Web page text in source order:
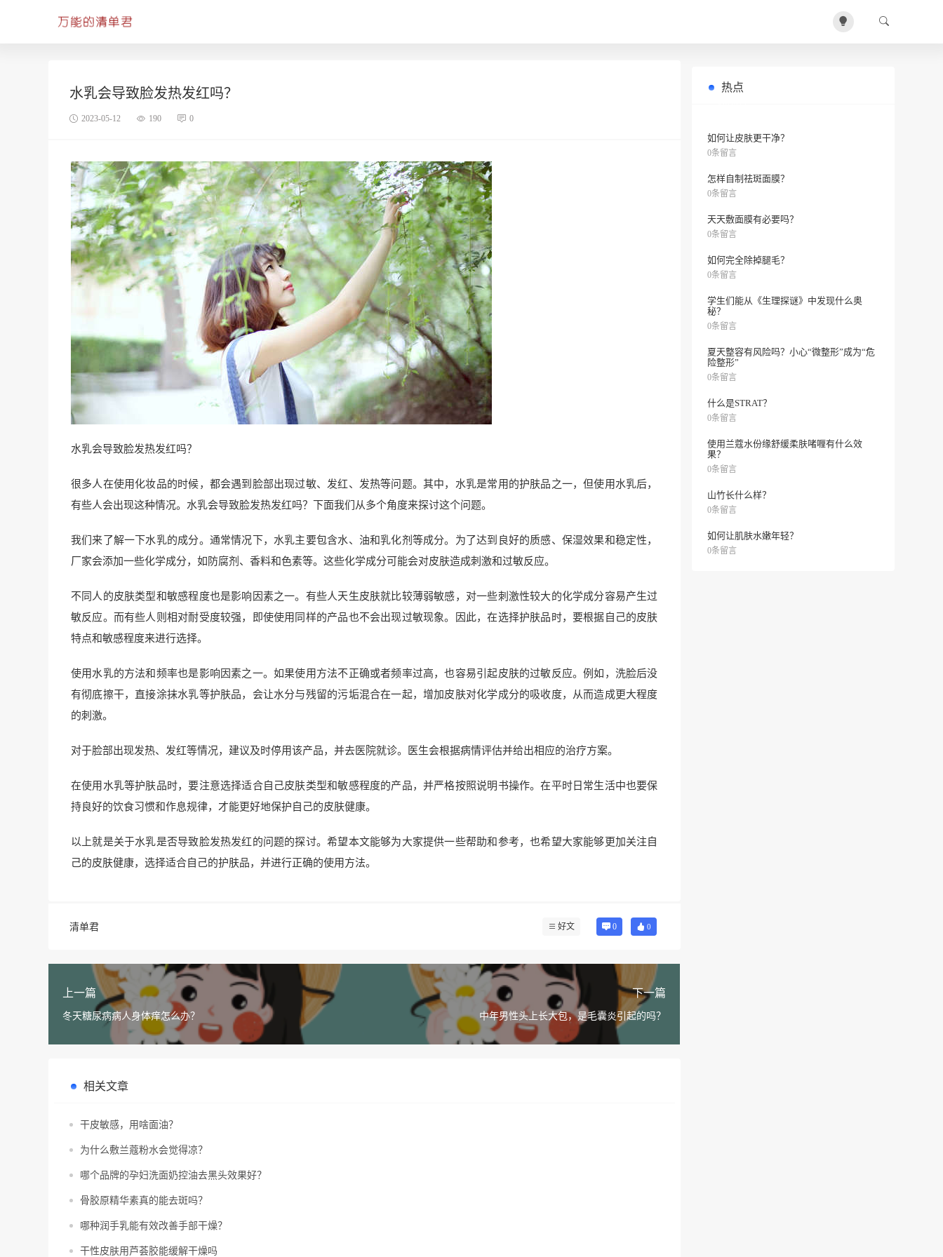
水乳会导致脸发热发红吗？
2023-05-12 190 0
水乳会导致脸发热发红吗？
很多人在使用化妆品的时候，都会遇到脸部出现过敏、发红、发热等问题。其中，水乳是常用的护肤品之一，但使用水乳后，
有些人会出现这种情况。水乳会导致脸发热发红吗？下面我们从多个角度来探讨这个问题。
我们来了解一下水乳的成分。通常情况下，水乳主要包含水、油和乳化剂等成分。为了达到良好的质感、保湿效果和稳定性，
厂家会添加一些化学成分，如防腐剂、香料和色素等。这些化学成分可能会对皮肤造成刺激和过敏反应。
不同人的皮肤类型和敏感程度也是影响因素之一。有些人天生皮肤就比较薄弱敏感，对一些刺激性较大的化学成分容易产生过
敏反应。而有些人则相对耐受度较强，即使使用同样的产品也不会出现过敏现象。因此，在选择护肤品时，要根据自己的皮肤
特点和敏感程度来进行选择。
使用水乳的方法和频率也是影响因素之一。如果使用方法不正确或者频率过高，也容易引起皮肤的过敏反应。例如，洗脸后没
有彻底擦干，直接涂抹水乳等护肤品，会让水分与残留的污垢混合在一起，增加皮肤对化学成分的吸收度，从而造成更大程度
的刺激。
对于脸部出现发热、发红等情况，建议及时停用该产品，并去医院就诊。医生会根据病情评估并给出相应的治疗方案。
在使用水乳等护肤品时，要注意选择适合自己皮肤类型和敏感程度的产品，并严格按照说明书操作。在平时日常生活中也要保
持良好的饮食习惯和作息规律，才能更好地保护自己的皮肤健康。
以上就是关于水乳是否导致脸发热发红的问题的探讨。希望本文能够为大家提供一些帮助和参考，也希望大家能够更加关注自
己的皮肤健康，选择适合自己的护肤品，并进行正确的使用方法。
清单君 好文 0 0
上一篇
冬天糖尿病病人身体痒怎么办？
下一篇
中年男性头上长大包，是毛囊炎引起的吗？
相关文章
干皮敏感，用啥面油？
为什么敷兰蔻粉水会觉得凉？
哪个品牌的孕妇洗面奶控油去黑头效果好？
骨胶原精华素真的能去斑吗？
哪种润手乳能有效改善手部干燥？
干性皮肤用芦荟胶能缓解干燥吗
热点
如何让皮肤更干净？
0条留言
怎样自制祛斑面膜？
0条留言
天天敷面膜有必要吗？
0条留言
如何完全除掉腿毛？
0条留言
学生们能从《生理探谜》中发现什么奥
秘？
0条留言
夏天整容有风险吗？小心“微整形”成为“危
险整形”
0条留言
什么是STRAT？
0条留言
使用兰蔻水份缘舒缓柔肤啫喱有什么效
果？
0条留言
山竹长什么样？
0条留言
如何让肌肤水嫩年轻？
0条留言